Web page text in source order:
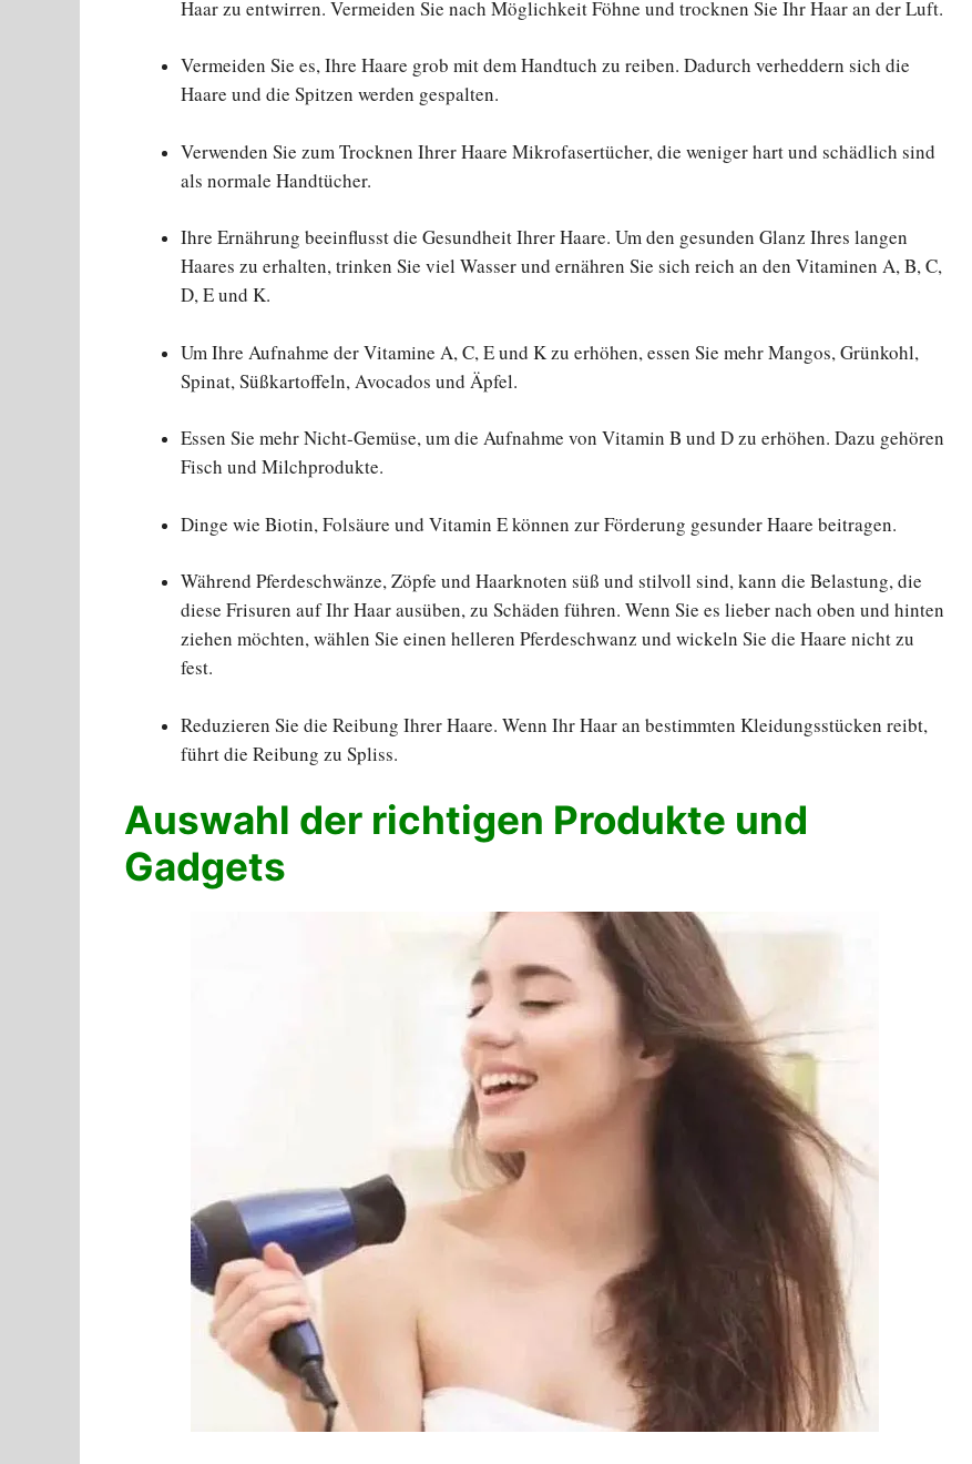
Haar zu entwirren. Vermeiden Sie nach Möglichkeit Föhne und trocknen Sie Ihr Haar an der Luft.
Vermeiden Sie es, Ihre Haare grob mit dem Handtuch zu reiben. Dadurch verheddern sich die
Haare und die Spitzen werden gespalten.
Verwenden Sie zum Trocknen Ihrer Haare Mikrofasertücher, die weniger hart und schädlich sind
als normale Handtücher.
Ihre Ernährung beeinflusst die Gesundheit Ihrer Haare. Um den gesunden Glanz Ihres langen
Haares zu erhalten, trinken Sie viel Wasser und ernähren Sie sich reich an den Vitaminen A, B, C,
D, E und K.
Um Ihre Aufnahme der Vitamine A, C, E und K zu erhöhen, essen Sie mehr Mangos, Grünkohl,
Spinat, Süßkartoffeln, Avocados und Äpfel.
Essen Sie mehr Nicht-Gemüse, um die Aufnahme von Vitamin B und D zu erhöhen. Dazu gehören
Fisch und Milchprodukte.
Dinge wie Biotin, Folsäure und Vitamin E können zur Förderung gesunder Haare beitragen.
Während Pferdeschwänze, Zöpfe und Haarknoten süß und stilvoll sind, kann die Belastung, die
diese Frisuren auf Ihr Haar ausüben, zu Schäden führen. Wenn Sie es lieber nach oben und hinten
ziehen möchten, wählen Sie einen helleren Pferdeschwanz und wickeln Sie die Haare nicht zu
fest.
Reduzieren Sie die Reibung Ihrer Haare. Wenn Ihr Haar an bestimmten Kleidungsstücken reibt,
führt die Reibung zu Spliss.
Auswahl der richtigen Produkte und
Gadgets